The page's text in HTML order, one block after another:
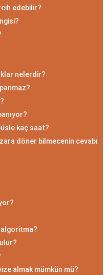
edebilir?
nelerdir?
kaç saat?
döner bilmecenin cevabı
algoritma?
almak mümkün mü?